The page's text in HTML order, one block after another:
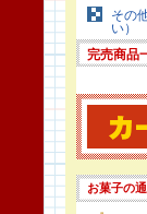
その
い）
完売商品
お菓子の